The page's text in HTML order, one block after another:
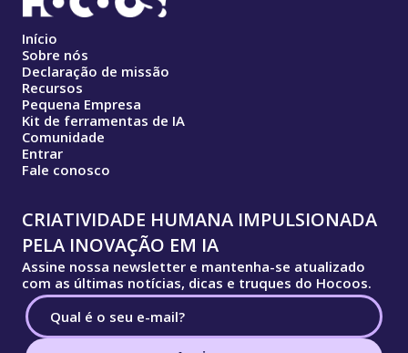
Início
Sobre nós
Declaração de missão
Recursos
Pequena Empresa
Kit de ferramentas de IA
Comunidade
Entrar
Fale conosco
CRIATIVIDADE HUMANA IMPULSIONADA
PELA INOVAÇÃO EM IA
Assine nossa newsletter e mantenha-se atualizado
com as últimas notícias, dicas e truques do Hocoos.